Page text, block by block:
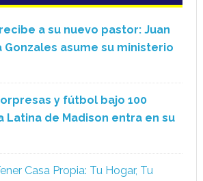
a su nuevo pastor: Juan
Gonzales asume su ministerio
y fútbol bajo 100
Latina de Madison entra en su
Casa Propia: Tu Hogar, Tu